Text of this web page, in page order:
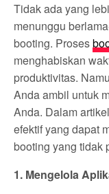
Tidak ada yang
menunggu
booting. Proses
menghabiskan
produktivitas.
Anda ambil untuk
Anda. Dalam
efektif yang dapat
booting yang tidak
1. Mengelola